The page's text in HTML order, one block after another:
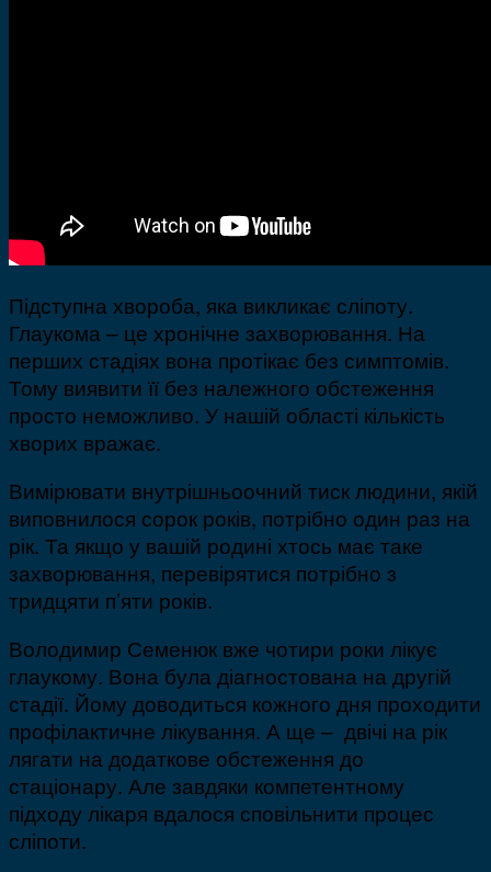
Підступна хвороба, яка викликає сліпоту.
Глаукома – це хронічне захворювання. На
перших стадіях вона протікає без симптомів.
Тому виявити її без належного обстеження
просто неможливо. У нашій області кількість
хворих вражає.
Вимірювати внутрішньоочний тиск людини, якій
виповнилося сорок років, потрібно один раз на
рік. Та якщо у вашій родині хтось має таке
захворювання, перевірятися потрібно з
тридцяти п’яти років.
Володимир Семенюк вже чотири роки лікує
глаукому. Вона була діагностована на другій
стадії. Йому доводиться кожного дня проходити
профілактичне лікування. А ще – двічі на рік
лягати на додаткове обстеження до
стаціонару. Але завдяки компетентному
підходу лікаря вдалося сповільнити процес
сліпоти.